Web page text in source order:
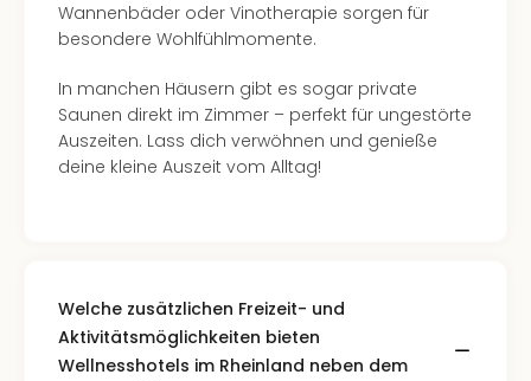
Wannenbäder oder Vinotherapie sorgen für
besondere Wohlfühlmomente.
In manchen Häusern gibt es sogar private
Saunen direkt im Zimmer – perfekt für ungestörte
Auszeiten. Lass dich verwöhnen und genieße
deine kleine Auszeit vom Alltag!
Welche zusätzlichen Freizeit- und
Aktivitätsmöglichkeiten bieten
Wellnesshotels im Rheinland neben dem